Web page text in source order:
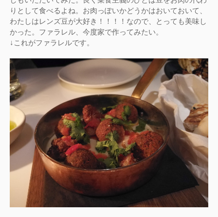
りとして食べるよね。お肉っぽいかどうかはおいておいて、
わたしはレンズ豆が大好き！！！！なので、とっても美味し
かった。ファラレル、今度家で作ってみたい。
↓これがファラレルです。